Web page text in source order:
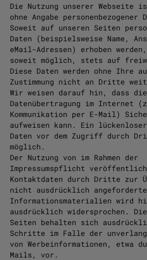
Die Nutzung unserer Webseite
ohne Angabe personenbezogener
Soweit auf unseren Seiten
Daten (beispielsweise Name,
eMail-Adressen) erhoben
soweit möglich, stets auf
Diese Daten werden ohne Ihre
Zustimmung nicht an Dritte
Wir weisen darauf hin, dass die
Datenübertragung im Internet
Kommunikation per E-Mail)
aufweisen kann. Ein
Daten vor dem Zugriff durch
möglich.
Der Nutzung von im Rahmen der
Impressumspflicht
Kontaktdaten durch Dritte zur
nicht ausdrücklich
Informationsmaterialien wird
ausdrücklich widersprochen.
Seiten behalten sich
Schritte im Falle der
von Werbeinformationen, etwa
Mails, vor.